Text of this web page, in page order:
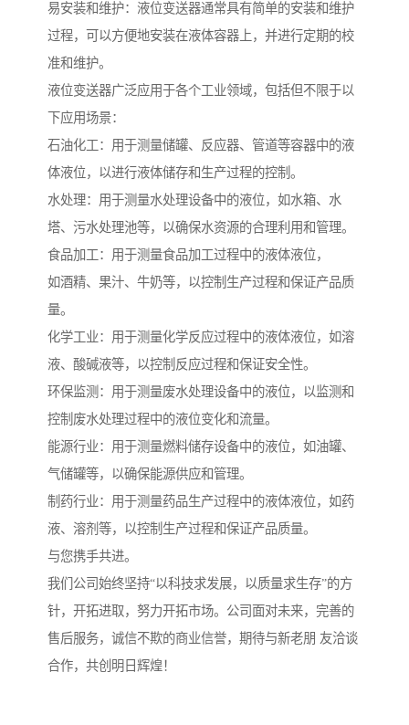
易安装和维护：液位变送器通常具有简单的安装和维护
过程，可以方便地安装在液体容器上，并进行定期的校
准和维护。
液位变送器广泛应用于各个工业领域，包括但不限于以
下应用场景：
石油化工：用于测量储罐、反应器、管道等容器中的液
体液位，以进行液体储存和生产过程的控制。
水处理：用于测量水处理设备中的液位，如水箱、水
塔、污水处理池等，以确保水资源的合理利用和管理。
食品加工：用于测量食品加工过程中的液体液位，
如酒精、果汁、牛奶等，以控制生产过程和保证产品质
量。
化学工业：用于测量化学反应过程中的液体液位，如溶
液、酸碱液等，以控制反应过程和保证安全性。
环保监测：用于测量废水处理设备中的液位，以监测和
控制废水处理过程中的液位变化和流量。
能源行业：用于测量燃料储存设备中的液位，如油罐、
气储罐等，以确保能源供应和管理。
制药行业：用于测量药品生产过程中的液体液位，如药
液、溶剂等，以控制生产过程和保证产品质量。
与您携手共进。
我们公司始终坚持“以科技求发展，以质量求生存”的方
针，开拓进取，努力开拓市场。公司面对未来，完善的
售后服务，诚信不欺的商业信誉，期待与新老朋 友洽谈
合作，共创明日辉煌！